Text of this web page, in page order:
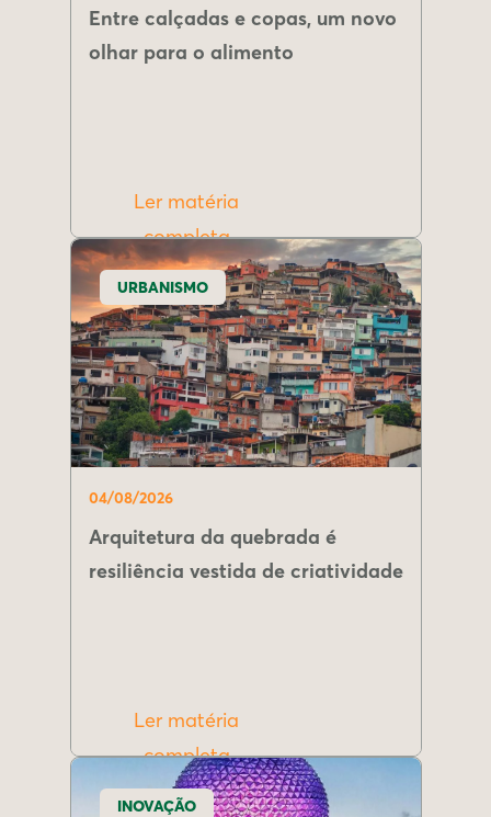
Entre calçadas e copas, um novo
olhar para o alimento
Ler matéria
completa
URBANISMO
04/08/2026
Arquitetura da quebrada é
resiliência vestida de criatividade
Ler matéria
completa
INOVAÇÃO